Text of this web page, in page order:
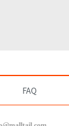
FAQ